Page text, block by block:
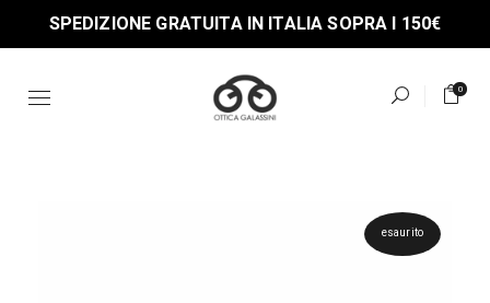
the
SPEDIZIONE GRATUITA IN ITALIA SOPRA I 150€
0
esaurito